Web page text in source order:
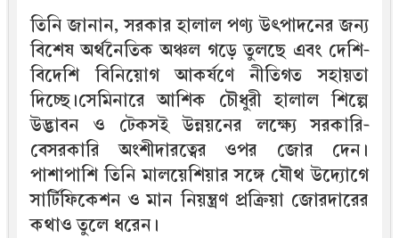
তিনি জানান, সরকার হালাল পণ্য উৎপাদনের জন্য
বিশেষ অর্থনৈতিক অঞ্চল গড়ে তুলছে এবং দেশি-
বিদেশি বিনিয়োগ আকর্ষণে নীতিগত সহায়তা
দিচ্ছে।সেমিনারে আশিক চৌধুরী হালাল শিল্পে
উদ্ভাবন ও টেকসই উন্নয়নের লক্ষ্যে সরকারি-
বেসরকারি অংশীদারত্বের ওপর জোর দেন।
পাশাপাশি তিনি মালয়েশিয়ার সঙ্গে যৌথ উদ্যোগে
সার্টিফিকেশন ও মান নিয়ন্ত্রণ প্রক্রিয়া জোরদারের
কথাও তুলে ধরেন।